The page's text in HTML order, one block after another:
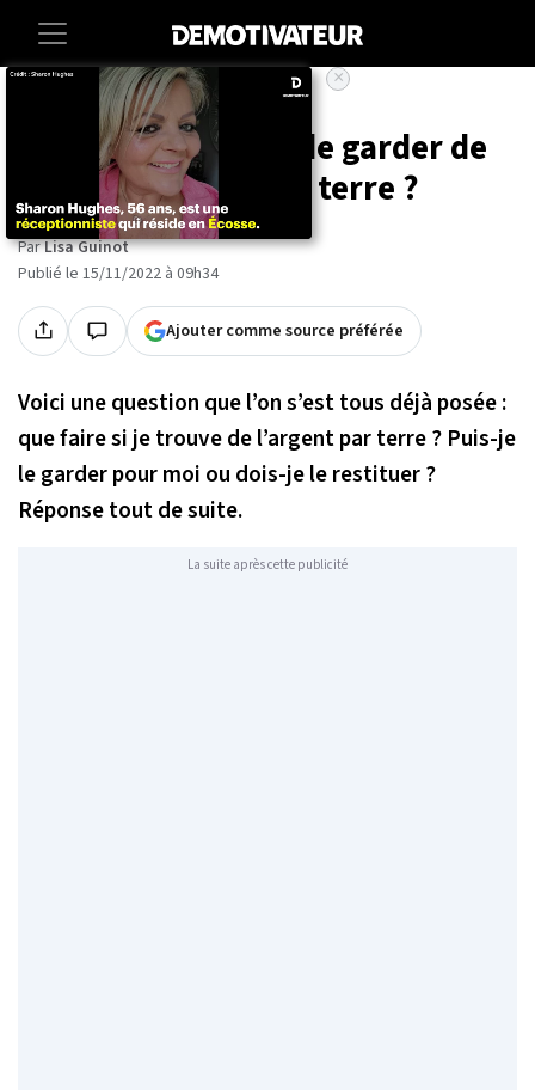
Lifestyle
Avez-vous le droit de garder de
l'argent trouvé par terre ?
ParLisa Guinot
Publié le 15/11/2022 à 09h34
Ajouter comme source préférée
Voici une question que l’on s’est tous déjà posée :
que faire si je trouve de l’argent par terre ? Puis-je
le garder pour moi ou dois-je le restituer ?
Réponse tout de suite.
La suite après cette publicité
×